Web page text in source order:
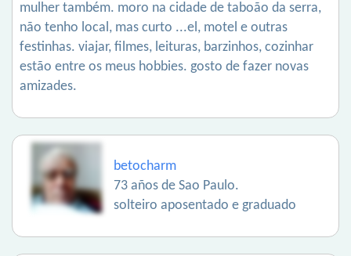
mulher também. moro na cidade de taboão da serra,
não tenho local, mas curto ...el, motel e outras
festinhas. viajar, filmes, leituras, barzinhos, cozinhar
estão entre os meus hobbies. gosto de fazer novas
amizades.
betocharm
73 años de Sao Paulo.
solteiro aposentado e graduado